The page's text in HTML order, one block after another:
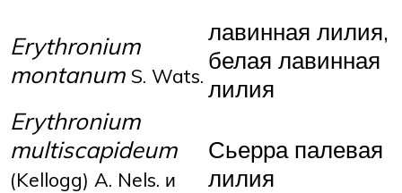
Erythronium
montanum S. Wats.
лавинная лилия,
белая лавинная
лилия
Erythronium
multiscapideum
(Kellogg) A. Nels. и
Сьерра палевая
лилия